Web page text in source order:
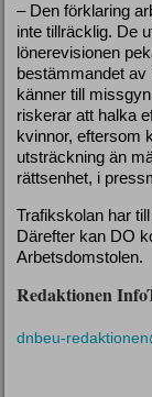
– Den förklaring
inte tillräcklig. De
lönerevisionen
bestämmandet
känner till
riskerar att halka
kvinnor, eftersom
utsträckning än
rättsenhet, i
Trafikskolan har
Därefter kan DO
Arbetsdomstolen.
Redaktionen
dnbeu-